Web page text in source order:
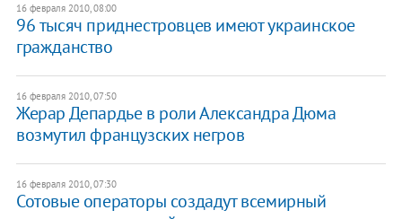
16 февраля 2010, 08:00
96 тысяч приднестровцев имеют украинское
гражданство
16 февраля 2010, 07:50
Жерар Депардье в роли Александра Дюма
возмутил французских негров
16 февраля 2010, 07:30
Сотовые операторы создадут всемирный